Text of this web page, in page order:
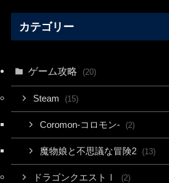
カテゴリー
ゲーム攻略 (20)
Steam (15)
Coromon-コロモン- (2)
魔物娘と不思議な冒険2 (13)
ドラゴンクエストⅠ (2)